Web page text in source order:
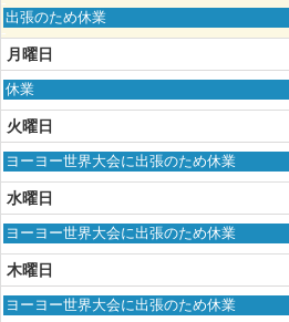
月
8th
2026
日
曜
日,
8
月
9th
2026
出張のため休業
月曜日
月
日,
8
月
10th
2026
休業
火曜日
火
日,
8
月
11th
2026
ヨーヨー世界大会に出張のため休業
水曜日
水
日,
8
月
ヨーヨー世界大会に出張のため休業
木曜日
木
ヨーヨー世界大会に出張のため休業